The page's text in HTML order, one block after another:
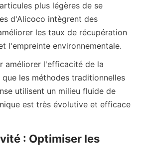
plus légères de se
d'Alicoco intègrent des
les taux de récupération
améliorer l'efficacité de la
les méthodes traditionnelles
utilisent un milieu fluide de
est très évolutive et efficace
: Optimiser les